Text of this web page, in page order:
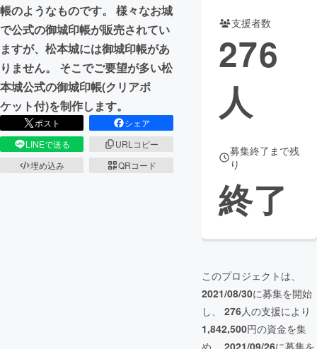
帳のようなものです。 様々なお城
で公式の御城印帳が販売されてい
ますが、松本城には御城印帳があ
りません。 そこでご要望が多い松
本城公式の御城印帳(クリアポ
ケット付)を制作します。
ポスト
シェア
LINEで送る
URLコピー
埋め込み
QRコード
支援者数
276
人
募集終了まで残
り
終了
このプロジェクトは、
2021/08/30に募集を開始
し、 276人の支援により
1,842,500円の資金を集
め、 2021/09/26に募集を